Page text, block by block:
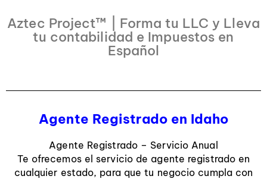
Aztec Project™ | Forma tu LLC y Lleva
tu contabilidad e Impuestos en
Español
Agente Registrado en Idaho
Agente Registrado – Servicio Anual
Te ofrecemos el servicio de agente registrado en
cualquier estado, para que tu negocio cumpla con